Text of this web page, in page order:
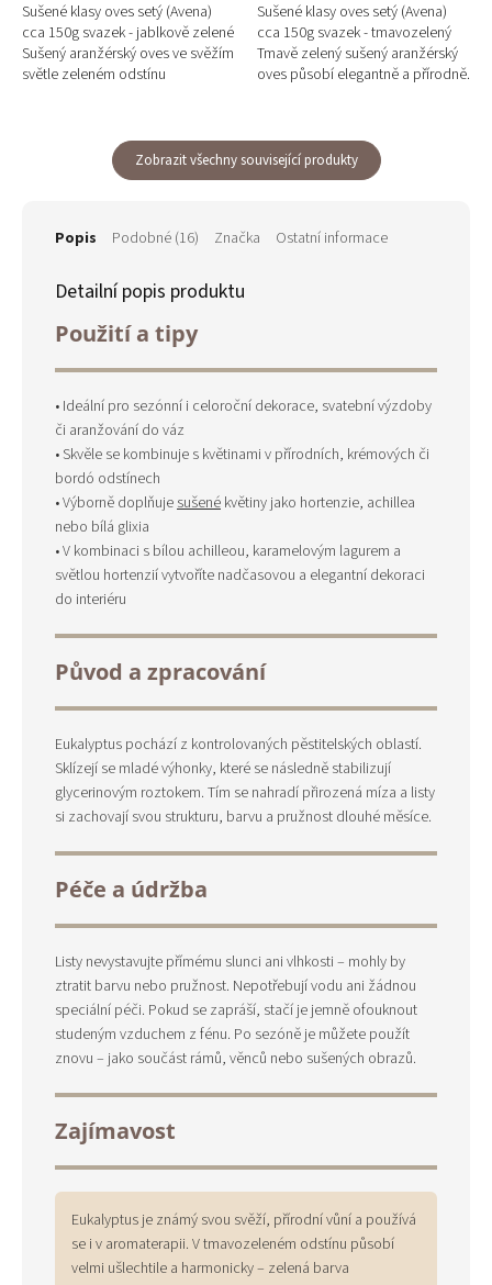
Sušené klasy oves setý (Avena)
cca 150g svazek - jablkově zelené
Sušený aranžérský oves ve svěžím
světle zeleném odstínu
Sušené klasy oves setý (Avena)
cca 150g svazek - tmavozelený
Tmavě zelený sušený aranžérský
oves působí elegantně a přírodně.
Zobrazit všechny související produkty
Popis Podobné (16) Značka Ostatní informace
Detailní popis produktu
Použití a tipy
• Ideální pro sezónní i celoroční dekorace, svatební výzdoby
či aranžování do váz
• Skvěle se kombinuje s květinami v přírodních, krémových či
bordó odstínech
• Výborně doplňujesušené květiny jako hortenzie, achillea
nebo bílá glixia
• V kombinaci s bílou achilleou, karamelovým lagurem a
světlou hortenzií vytvoříte nadčasovou a elegantní dekoraci
do interiéru
Původ a zpracování
Eukalyptus pochází z kontrolovaných pěstitelských oblastí.
Sklízejí se mladé výhonky, které se následně stabilizují
glycerinovým roztokem. Tím se nahradí přirozená míza a listy
si zachovají svou strukturu, barvu a pružnost dlouhé měsíce.
Péče a údržba
Listy nevystavujte přímému slunci ani vlhkosti – mohly by
ztratit barvu nebo pružnost. Nepotřebují vodu ani žádnou
speciální péči. Pokud se zapráší, stačí je jemně ofouknout
studeným vzduchem z fénu. Po sezóně je můžete použít
znovu – jako součást rámů, věnců nebo sušených obrazů.
Zajímavost
Eukalyptus je známý svou svěží, přírodní vůní a používá
se i v aromaterapii. V tmavozeleném odstínu působí
velmi ušlechtile a harmonicky – zelená barva